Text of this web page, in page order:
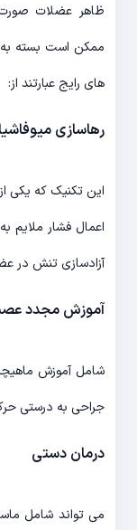
ظاهر عضلات
ممکن است بسته به
های رایج عبارتند از:
رهاسازی
این تکنیک که یکی
اعمال فشار
آزادسازی تنش در
آموزش مجدد
شامل آموزش
جراحی به درستی
درمان دستی
می تواند شامل